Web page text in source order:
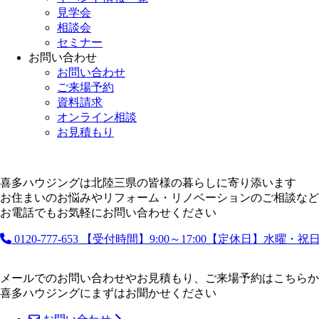
見学会
相談会
セミナー
お問い合わせ
お問い合わせ
ご来場予約
資料請求
オンライン相談
お見積もり
喜多ハウジングは北陸三県の皆様の暮らしに寄り添います
お住まいのお悩みやリフォーム・リノベーションのご相談など
お電話でもお気軽にお問い合わせください
0120-777-653 【受付時間】9:00～17:00【定休日】水曜・祝
メールでのお問い合わせやお見積もり、ご来場予約はこちら
喜多ハウジングにまずはお聞かせください